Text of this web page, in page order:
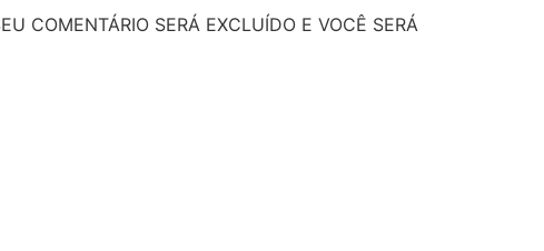
COMENTÁRIO SERÁ EXCLUÍDO E VOCÊ SERÁ